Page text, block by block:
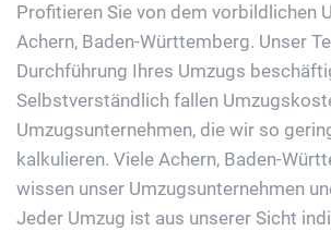
Profitieren Sie von dem vorbildlichen
Achern, Baden-Württemberg. Unser
Durchführung Ihres Umzugs
Selbstverständlich fallen
Umzugsunternehmen, die wir so
kalkulieren. Viele Achern, Baden-
wissen unser Umzugsunternehmen
Jeder Umzug ist aus unserer Sicht